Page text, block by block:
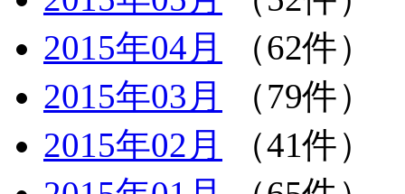
2015年04月
（62件）
2015年03月
（79件）
2015年02月
（41件）